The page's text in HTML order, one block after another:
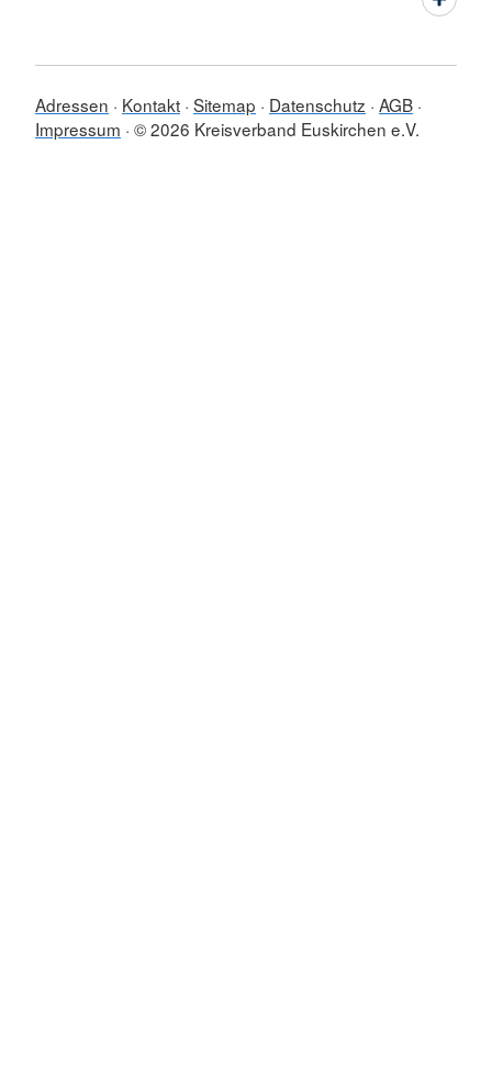
Adressen Kontakt Sitemap Datenschutz AGB
Impressum © 2026 Kreisverband Euskirchen e.V.